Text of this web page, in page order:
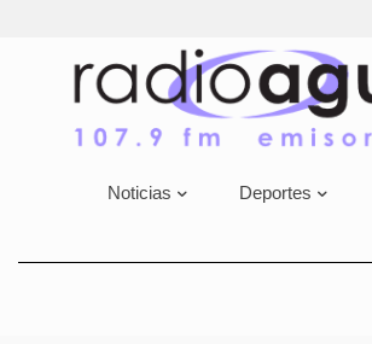
Noticias Deportes